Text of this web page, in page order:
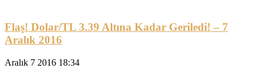
Flaş! Dolar/TL 3.39 Altına Kadar Geriledi! – 7
Aralık 2016
Aralık 7 2016 18:34